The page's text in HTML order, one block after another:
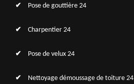
Pose de gouttière 24
Charpentier 24
Pose de velux 24
Nettoyage démoussage de toiture 24